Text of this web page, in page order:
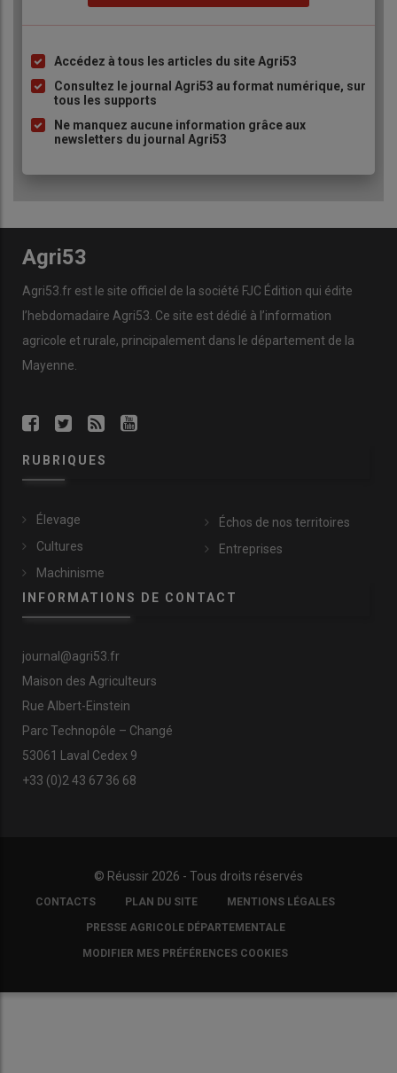
Liste
à
puce
Accédez à tous les articles du site Agri53
Consultez le journal Agri53 au format numérique, sur
tous les supports
Ne manquez aucune information grâce aux
newsletters du journal Agri53
Agri53
Agri53.fr est le site officiel de la société FJC Édition qui édite
l’hebdomadaire Agri53. Ce site est dédié à l’information
agricole et rurale, principalement dans le département de la
Mayenne.
RUBRIQUES
Élevage
Cultures
Machinisme
Échos de nos territoires
Entreprises
INFORMATIONS DE CONTACT
journal@agri53.fr
Maison des Agriculteurs
Rue Albert-Einstein
Parc Technopôle – Changé
53061 Laval Cedex 9
+33 (0)2 43 67 36 68
© Réussir 2026 - Tous droits réservés
FOOTER
COPYRIGHT
CONTACTS PLAN DU SITE MENTIONS LÉGALES
PRESSE AGRICOLE DÉPARTEMENTALE
MODIFIER MES PRÉFÉRENCES COOKIES